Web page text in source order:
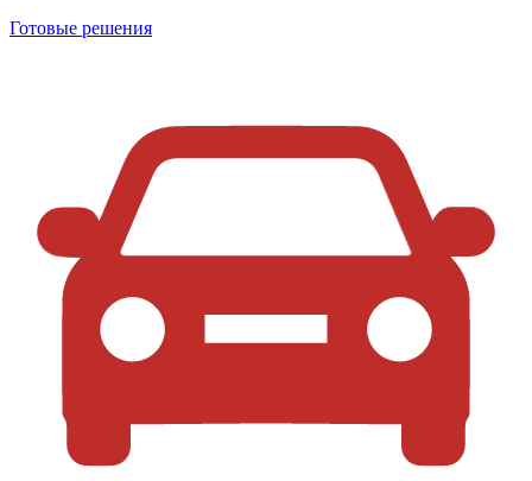
Готовые решения